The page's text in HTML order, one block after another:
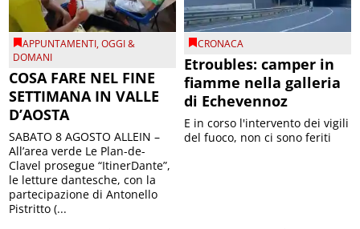
APPUNTAMENTI,OGGI &
DOMANI
COSA FARE NEL FINE
SETTIMANA IN VALLE
D’AOSTA
SABATO 8 AGOSTO ALLEIN –
All’area verde Le Plan-de-
Clavel prosegue “ItinerDante”,
le letture dantesche, con la
partecipazione di Antonello
Pistritto (...
CRONACA
Etroubles: camper in
fiamme nella galleria
di Echevennoz
E in corso l'intervento dei vigili
del fuoco, non ci sono feriti